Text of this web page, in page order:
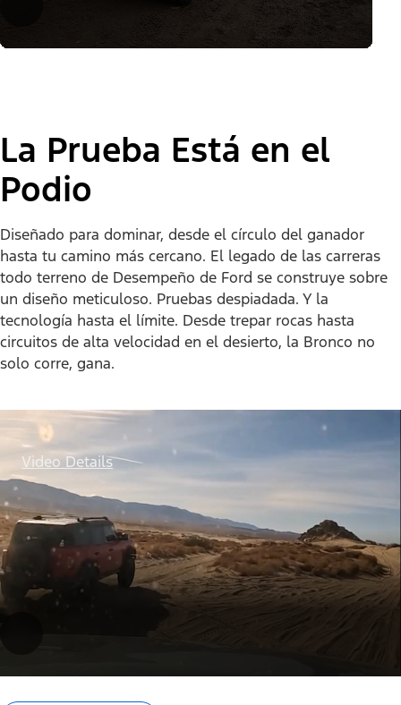
La Prueba Está en el
Podio
Diseñado para dominar, desde el círculo del ganador
hasta tu camino más cercano. El legado de las carreras
todo terreno de Desempeño de Ford se construye sobre
un diseño meticuloso. Pruebas despiadada. Y la
tecnología hasta el límite. Desde trepar rocas hasta
circuitos de alta velocidad en el desierto, la Bronco no
solo corre, gana.
Video Details